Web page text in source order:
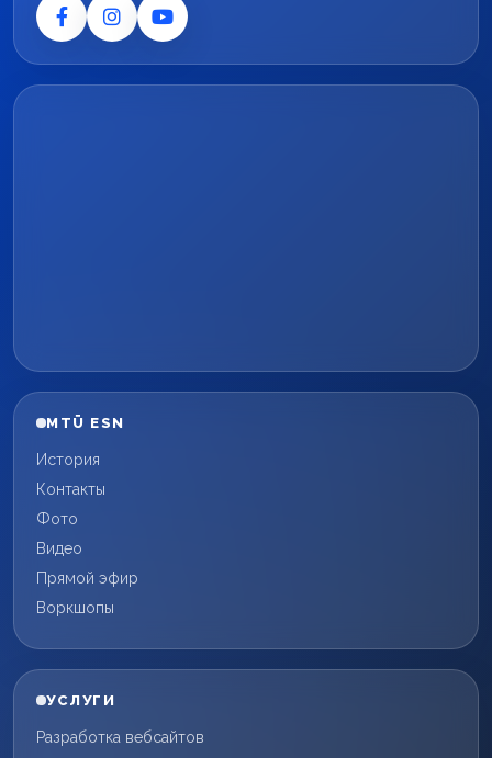
MTÜ ESN
История
Контакты
Фото
Видео
Прямой эфир
Воркшопы
УСЛУГИ
Разработка вебсайтов